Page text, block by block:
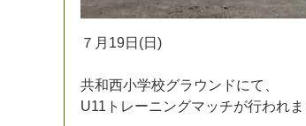
７ 月 19日 (日 )
共和西小学校グラ ウ ン ドにて
U11 ト レーニ ングマッチが行われま